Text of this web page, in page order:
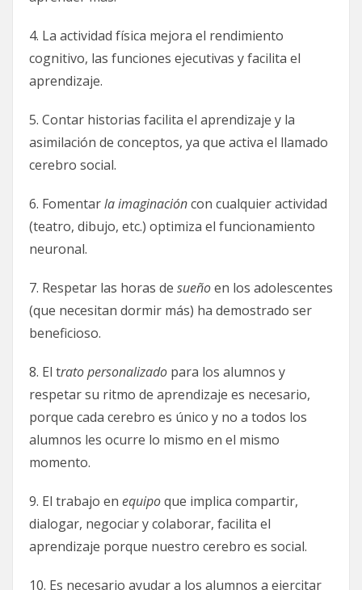
4. La actividad física mejora el rendimiento
cognitivo, las funciones ejecutivas y facilita el
aprendizaje.
5. Contar historias facilita el aprendizaje y la
asimilación de conceptos, ya que activa el llamado
cerebro social.
6. Fomentarla imaginacióncon cualquier actividad
(teatro, dibujo, etc.) optimiza el funcionamiento
neuronal.
7. Respetar las horas de sueñoen los adolescentes
(que necesitan dormir más) ha demostrado ser
beneficioso.
8. El trato personalizado para los alumnos y
respetar su ritmo de aprendizaje es necesario,
porque cada cerebro es único y no a todos los
alumnos les ocurre lo mismo en el mismo
momento.
9. El trabajo en equipoque implica compartir,
dialogar, negociar y colaborar, facilita el
aprendizaje porque nuestro cerebro es social.
10. Es necesario ayudar a los alumnos a ejercitar